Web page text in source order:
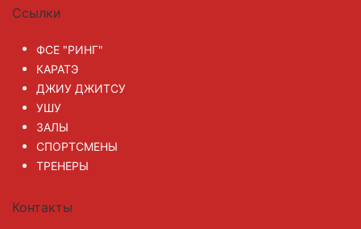
Ссылки
ФСЕ "РИНГ"
КАРАТЭ
ДЖИУ ДЖИТСУ
УШУ
ЗАЛЫ
СПОРТСМЕНЫ
ТРЕНЕРЫ
Контакты